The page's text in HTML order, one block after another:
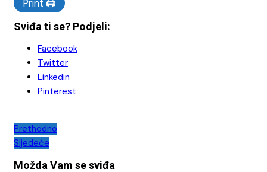
Print 🖨
Sviđa ti se? Podjeli:
Facebook
Twitter
Linkedin
Pinterest
Navigacija
objava
Prethodno
Sljedeće
Možda Vam se sviđa